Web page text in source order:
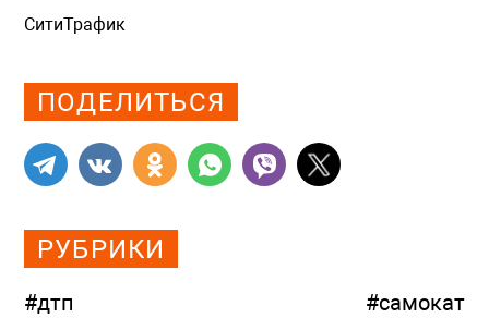
СитиТрафик
ПОДЕЛИТЬСЯ
РУБРИКИ
#дтп #самокат